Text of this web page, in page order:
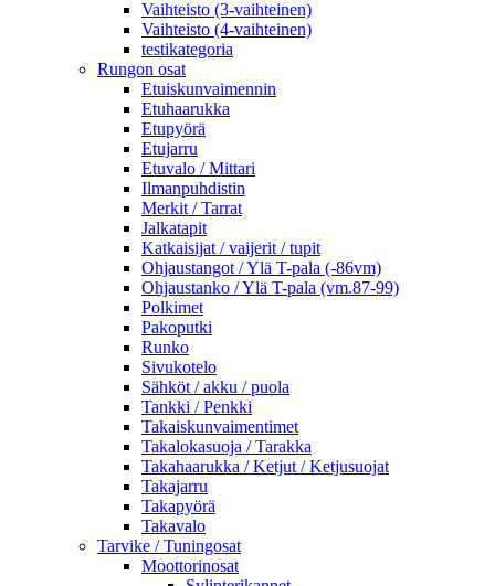
Vaihteisto (3-vaihteinen)
Vaihteisto (4-vaihteinen)
testikategoria
Rungon osat
Etuiskunvaimennin
Etuhaarukka
Etupyörä
Etujarru
Etuvalo / Mittari
Ilmanpuhdistin
Merkit / Tarrat
Jalkatapit
Katkaisijat / vaijerit / tupit
Ohjaustangot / Ylä T-pala (-86vm)
Ohjaustanko / Ylä T-pala (vm.87-99)
Polkimet
Pakoputki
Runko
Sivukotelo
Sähköt / akku / puola
Tankki / Penkki
Takaiskunvaimentimet
Takalokasuoja / Tarakka
Takahaarukka / Ketjut / Ketjusuojat
Takajarru
Takapyörä
Takavalo
Tarvike / Tuningosat
Moottorinosat